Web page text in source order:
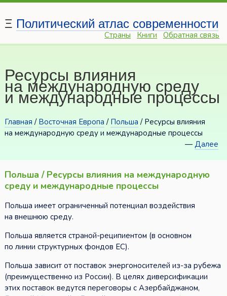
Ξ Политический атлас современности
Страны Книги Обратная связь
Ресурсы влияния
на международную среду
и международные процессы
Главная / Восточная Европа / Польша / Ресурсы влияния
на международную среду и международные процессы
—Далее
Польша / Ресурсы влияния на международную
среду и международные процессы
Польша имеет ограниченный потенциал воздействия
на внешнюю среду.
Польша является страной-реципиентом (в основном
по линии структурных фондов ЕС).
Польша зависит от поставок энергоносителей из-за рубежа
(преимущественно из России). В целях диверсификации
этих поставок ведутся переговоры с Азербайджаном,